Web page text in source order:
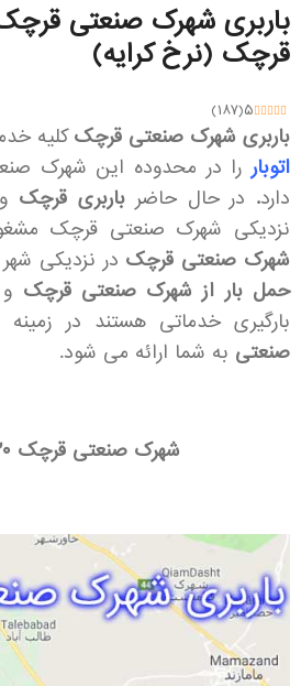
باربری شهرک صنعتی
قرچک (نرخ کرایه)
۵(۱۸۷)
باربری شهرک صنعتی قرچککلیه
اتوبار را در محدوده این شهرک
دارد. در حال حاضرباربری قرچک
نزدیکی شهرک صنعتی قرچک
شهرک صنعتی قرچک در نزدیکی
حمل بار از شهرک صنعتی قرچک
بارگیری خدماتی هستند در زمینه
صنعتی به شما ارائه می شود.
شهرک صنعتی قرچک